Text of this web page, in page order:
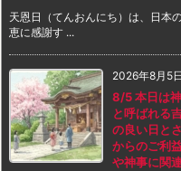
天恩日（てんおんにち）は、日本
恵に感謝す ...
2026年8月5日
8/5 本日は
と呼ばれる
の良い日と
からのご利
や神事に関